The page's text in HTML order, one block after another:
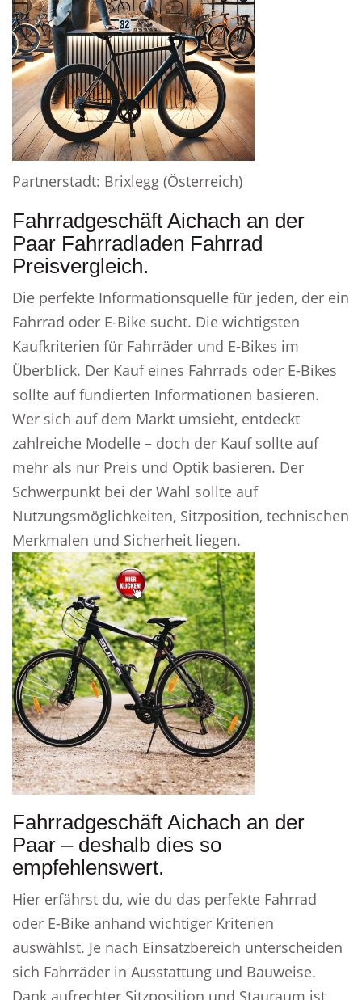
Partnerstadt: Brixlegg (Österreich)
Fahrradgeschäft Aichach an der
Paar Fahrradladen Fahrrad
Preisvergleich.
Die perfekte Informationsquelle für jeden, der ein
Fahrrad oder E-Bike sucht. Die wichtigsten
Kaufkriterien für Fahrräder und E-Bikes im
Überblick. Der Kauf eines Fahrrads oder E-Bikes
sollte auf fundierten Informationen basieren.
Wer sich auf dem Markt umsieht, entdeckt
zahlreiche Modelle – doch der Kauf sollte auf
mehr als nur Preis und Optik basieren. Der
Schwerpunkt bei der Wahl sollte auf
Nutzungsmöglichkeiten, Sitzposition, technischen
Merkmalen und Sicherheit liegen.
Fahrradgeschäft Aichach an der
Paar – deshalb dies so
empfehlenswert.
Hier erfährst du, wie du das perfekte Fahrrad
oder E-Bike anhand wichtiger Kriterien
auswählst. Je nach Einsatzbereich unterscheiden
sich Fahrräder in Ausstattung und Bauweise.
Dank aufrechter Sitzposition und Stauraum ist